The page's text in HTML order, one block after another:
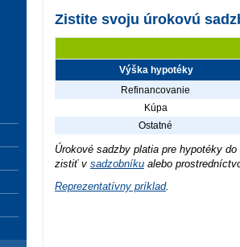
Zistite svoju úrokovú
Výška hypotéky
Refinancovanie
Kúpa
Ostatné
Úrokové sadzby platia pre hypotéky
zistiť v sadzobníku alebo
Reprezentatívny príklad.